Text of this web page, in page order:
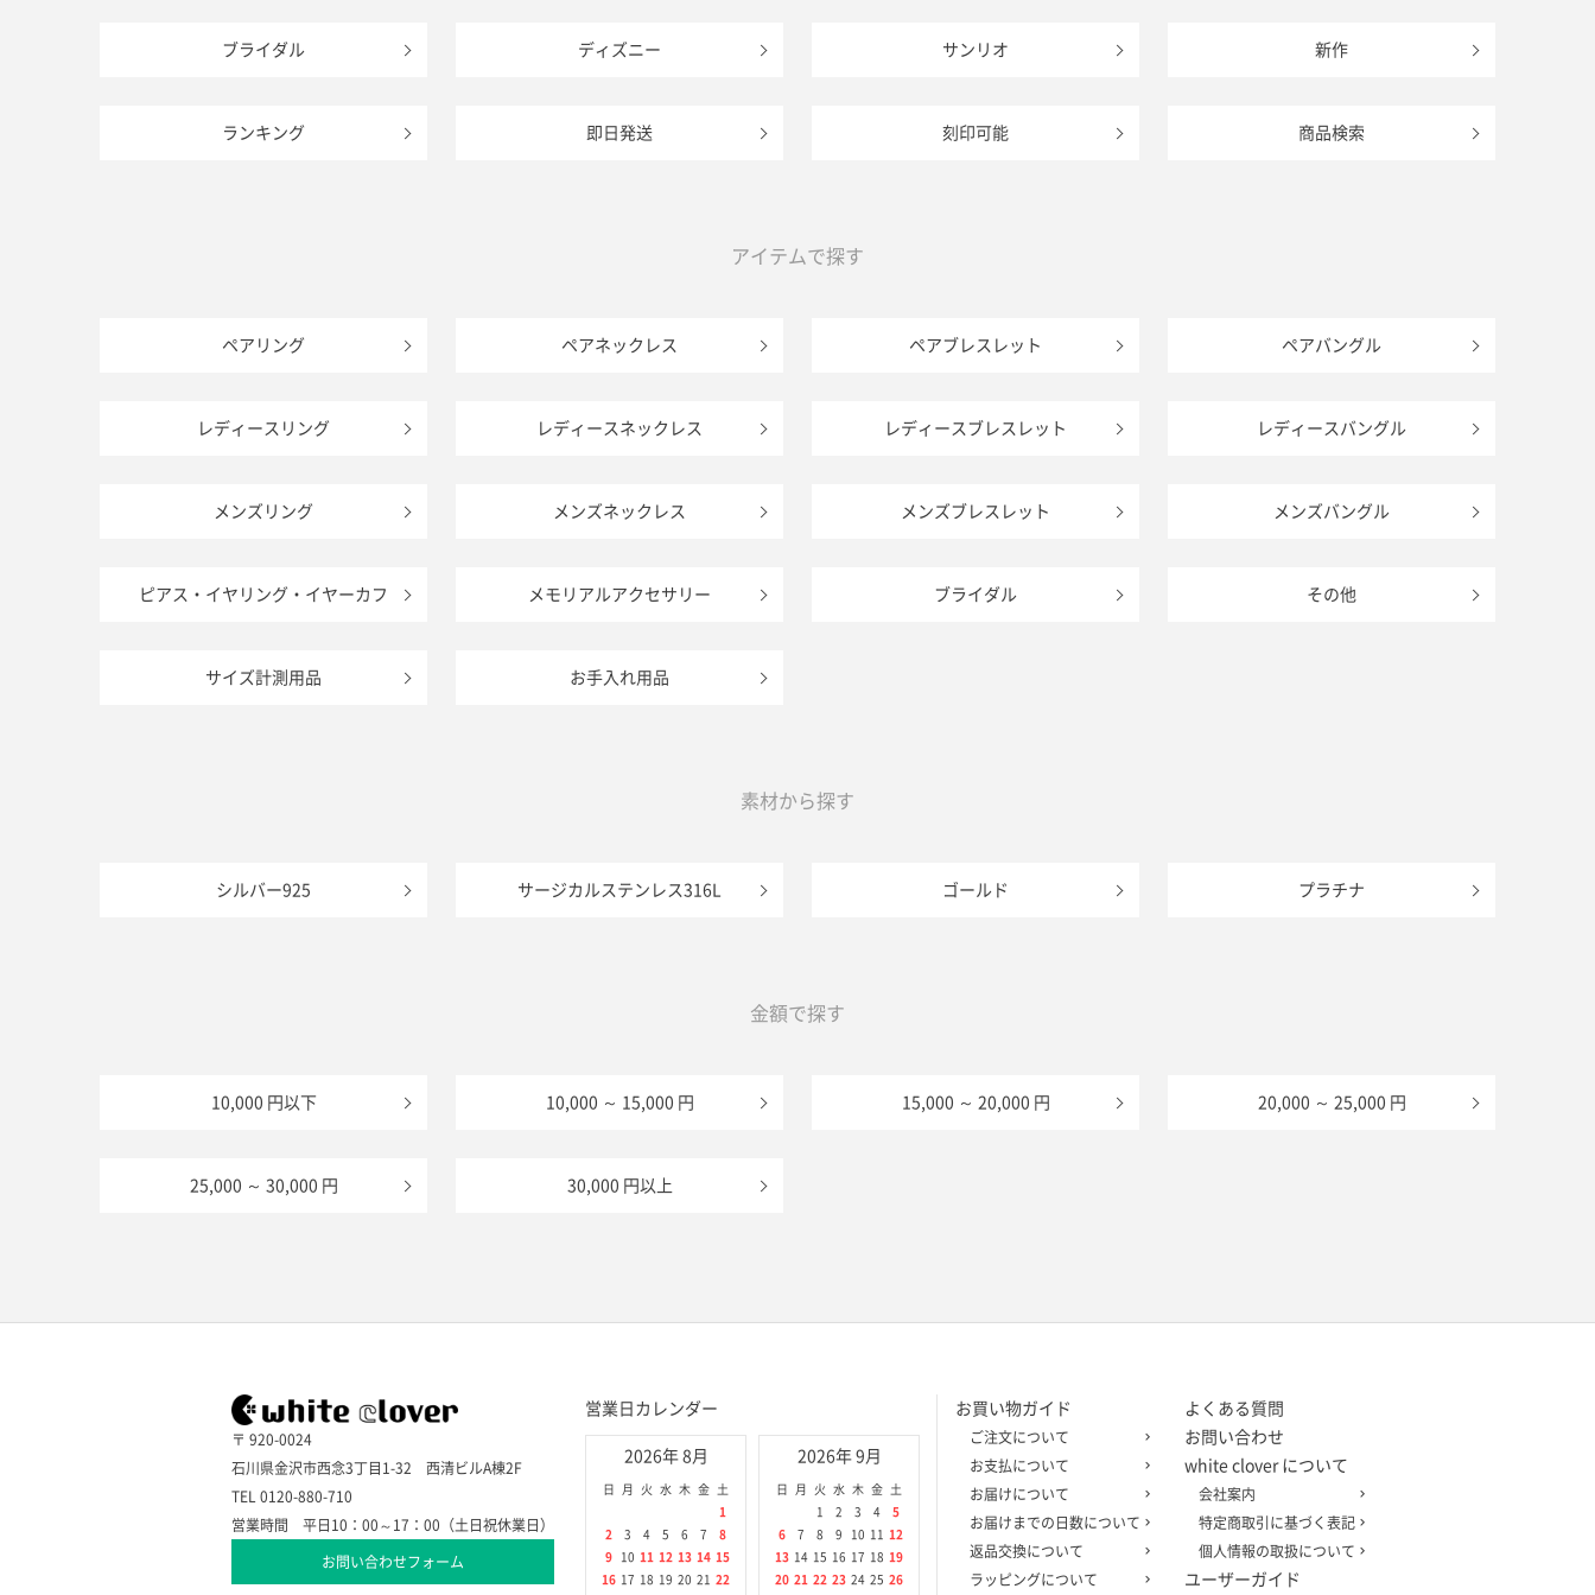
ブライダル ディズニー サンリオ 新作
ランキング 即日発送 刻印可能 商品検索
アイテムで探す
ペアリング ペアネックレス ペアブレスレット ペアバングル
レディースリング レディースネックレス レディースブレスレット レディースバングル
メンズリング メンズネックレス メンズブレスレット メンズバングル
ピアス・イヤリング・イヤーカフ メモリアルアクセサリー ブライダル その他
サイズ計測用品 お手入れ用品
素材から探す
シルバー925 サージカルステンレス316L ゴールド プラチナ
金額で探す
10,000 円以下 10,000 ～ 15,000 円 15,000 ～ 20,000 円 20,000 ～ 25,000 円
25,000 ～ 30,000 円 30,000 円以上
〒 920-0024
石川県金沢市西念3丁目1-32 西清ビルA棟2F
TEL 0120-880-710
営業時間 平日10：00～17：00（土日祝休業日）
お問い合わせフォーム
営業日カレンダー
2026年 8月
日 月 火 水 木 金
土
1
2
3 4 5 6 7
8
9
10 11 12 13 14 15
16 17 18 19 20 21 22
2026年 9月
日 月 火 水 木 金
土
1
2 3 4
5
6
7 8 9 10 11
12
13 14 15 16 17 18 19
20 21 22 23 24 25 26
お買い物ガイド
ご注文について
お支払について
お届けについて
お届けまでの日数について
返品交換について
ラッピングについて
よくある質問
お問い合わせ
white clover について
会社案内
特定商取引に基づく表記
個人情報の取扱について
ユーザーガイド